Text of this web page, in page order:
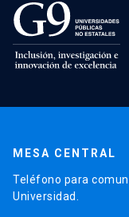
MESA CENTRAL
Teléfono para
Universidad.